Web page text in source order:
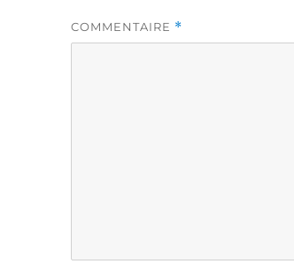
COMMENTAIRE *